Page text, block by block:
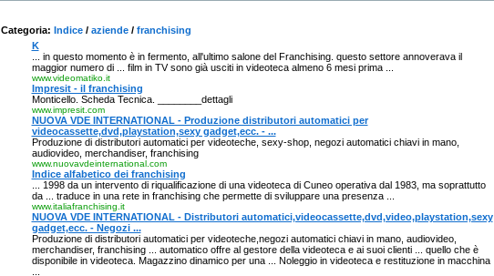
Categoria: Indice / aziende / franchising
K
... in questo momento è in fermento, all'ultimo salone del Franchising. questo settore annoverava il
maggior numero di ... film in TV sono già usciti in videoteca almeno 6 mesi prima ...
www.videomatiko.it
Impresit - il franchising
Monticello. Scheda Tecnica. ________dettagli
www.impresit.com
NUOVA VDE INTERNATIONAL - Produzione distributori automatici per
videocassette,dvd,playstation,sexy gadget,ecc. - ...
Produzione di distributori automatici per videoteche, sexy-shop, negozi automatici chiavi in mano,
audiovideo, merchandiser, franchising
www.nuovavdeinternational.com
Indice alfabetico dei franchising
... 1998 da un intervento di riqualificazione di una videoteca di Cuneo operativa dal 1983, ma soprattutto
da ... traduce in una rete in franchising che permette di sviluppare una presenza ...
www.italiafranchising.it
NUOVA VDE INTERNATIONAL - Distributori automatici,videocassette,dvd,video,playstation,sexy
gadget,ecc. - Negozi ...
Produzione di distributori automatici per videoteche,negozi automatici chiavi in mano, audiovideo,
merchandiser, franchising ... automatico offre al gestore della videoteca e ai suoi clienti ... quello che è
disponibile in videoteca. Magazzino dinamico per una ... Noleggio in videoteca e restituzione in macchina